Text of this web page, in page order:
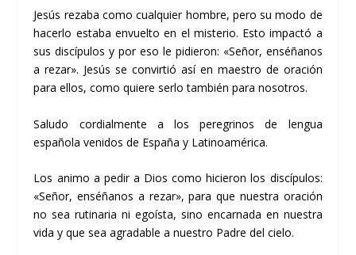
Jesús rezaba como cualquier hombre, pero su modo de
hacerlo estaba envuelto en el misterio. Esto impactó a
sus discípulos y por eso le pidieron: «Señor, enséñanos
a rezar». Jesús se convirtió así en maestro de oración
para ellos, como quiere serlo también para nosotros.
Saludo cordialmente a los peregrinos de lengua
española venidos de España y Latinoamérica.
Los animo a pedir a Dios como hicieron los discípulos:
«Señor, enséñanos a rezar», para que nuestra oración
no sea rutinaria ni egoísta, sino encarnada en nuestra
vida y que sea agradable a nuestro Padre del cielo.